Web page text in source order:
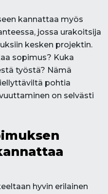
kannattaa myös
jossa urakoitsija
kesken projektin.
sopimus? Kuka
työstä? Nämä
pohtia
on selvästi
hyvin erilainen